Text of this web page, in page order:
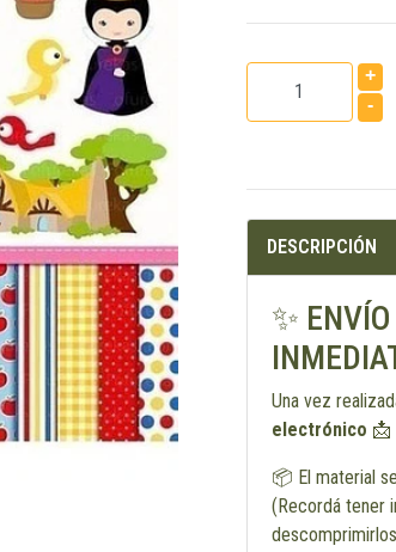
+
-
DESCRIPCIÓN
✨
Una vez
electrónico 📩
📦 El material
(Recordá tener